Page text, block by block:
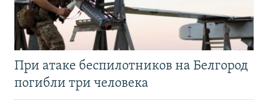
При атаке беспилотников на Белгород
погибли три человека